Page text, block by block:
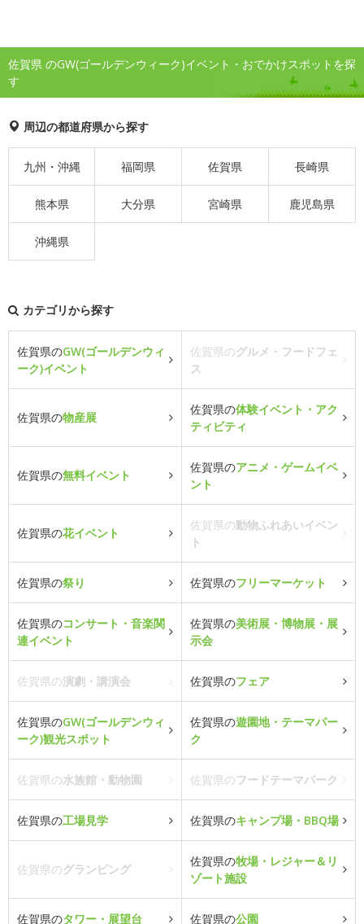
佐賀県 のGW(ゴールデンウィーク)イベント・おでかけスポットを探
す
周辺の都道府県から探す
九州・沖縄 福岡県 佐賀県 長崎県
熊本県 大分県 宮崎県 鹿児島県
沖縄県
カテゴリから探す
佐賀県のGW(ゴールデンウィ
ーク)イベント
佐賀県のグルメ・フードフェ
ス
佐賀県の物産展
佐賀県の体験イベント・アク
ティビティ
佐賀県の無料イベント
佐賀県のアニメ・ゲームイベ
ント
佐賀県の花イベント
佐賀県の動物ふれあいイベン
ト
佐賀県の祭り 佐賀県のフリーマーケット
佐賀県のコンサート・音楽関
連イベント
佐賀県の美術展・博物展・展
示会
佐賀県の演劇・講演会 佐賀県のフェア
佐賀県のGW(ゴールデンウィ
ーク)観光スポット
佐賀県の遊園地・テーマパー
ク
佐賀県の水族館・動物園 佐賀県のフードテーマパーク
佐賀県の工場見学 佐賀県のキャンプ場・BBQ場
佐賀県のグランピング
佐賀県の牧場・レジャー＆リ
ゾート施設
佐賀県のタワー・展望台 佐賀県の公園